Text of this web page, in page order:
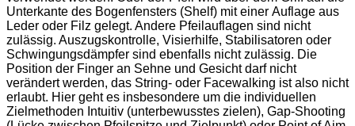
Unterkante des Bogenfensters (Shelf) mit einer Auflage aus
Leder oder Filz gelegt. Andere Pfeilauflagen sind nicht
zulässig. Auszugskontrolle, Visierhilfe, Stabilisatoren oder
Schwingungsdämpfer sind ebenfalls nicht zulässig. Die
Position der Finger an Sehne und Gesicht darf nicht
verändert werden, das String- oder Facewalking ist also nicht
erlaubt. Hier geht es insbesondere um die individuellen
Zielmethoden Intuitiv (unterbewusstes zielen), Gap-Shooting